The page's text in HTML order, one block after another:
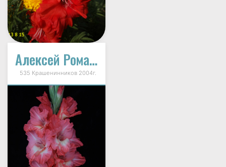
Алексей Романов
535 Крашенинников 2004г.